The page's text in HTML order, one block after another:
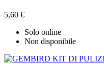
5,60 €
Solo online
Non disponibile